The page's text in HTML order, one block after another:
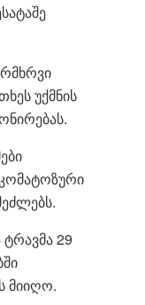
უქმნის
ტრავმა 29
მიიღო.